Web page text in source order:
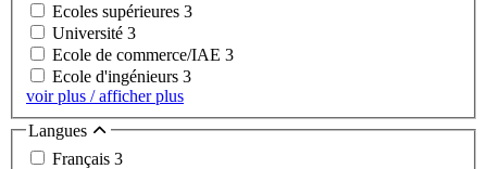
Ecoles supérieures 3
Université 3
Ecole de commerce/IAE 3
Ecole d'ingénieurs 3
voir plus / afficher plus
Langues
Français 3